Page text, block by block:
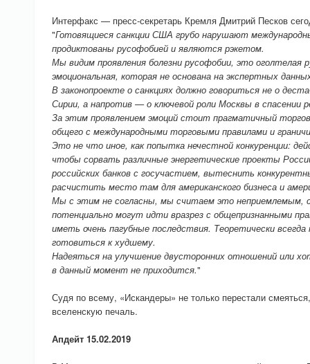
Интерфакс — пресс-секретарь Кремля Дмитрий Песков
"Готовящиеся санкции США грубо нарушают
продиктованы русофобией и являются рэкетом.
Мы видим проявления болезни русофобии, это оголтелая
эмоциональная, которая не основана на экспертных
В законопроекте о санкциях должно говориться не о
Сирии, а напротив — о ключевой роли Москвы в спасении
За этим проявлением эмоций стоит прагматичный
общего с международными торговыми правилами и
Это не что иное, как попытка нечестной конкуренции:
чтобы сорвать различные энергетические проекты
российских банков с госучастием, вытеснить
расчистить место там для американского бизнеса и
Мы с этим не согласны, мы считаем это неприемлемым,
потенциально могут идти вразрез с общепризнанными
иметь очень пагубные последствия. Теоретически
готовиться к худшему.
Надеяться на улучшение двусторонних отношений или
в данный момент не приходится."
Судя по всему, «Искандеры» не только перестали
вселенскую печаль.
Апдейт 15.02.2019